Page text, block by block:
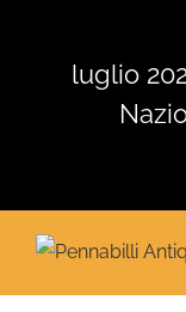
contenutoluglio